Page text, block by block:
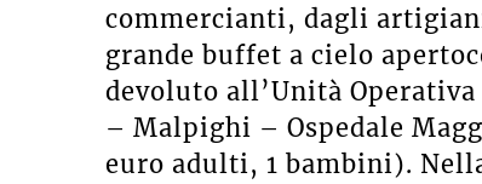
commercianti, dagli
grande buffet a cielo
devoluto all’Unità
– Malpighi – Ospedale
euro adulti, 1 bambini).